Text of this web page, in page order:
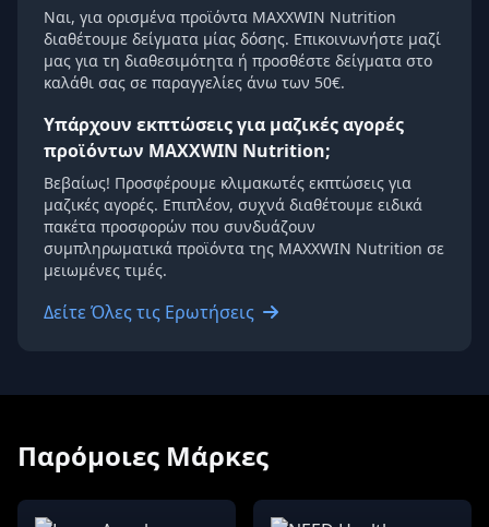
Ναι, για ορισμένα προϊόντα MAXXWIN Nutrition
διαθέτουμε δείγματα μίας δόσης. Επικοινωνήστε μαζί
μας για τη διαθεσιμότητα ή προσθέστε δείγματα στο
καλάθι σας σε παραγγελίες άνω των 50€.
Υπάρχουν εκπτώσεις για μαζικές αγορές
προϊόντων MAXXWIN Nutrition;
Βεβαίως! Προσφέρουμε κλιμακωτές εκπτώσεις για
μαζικές αγορές. Επιπλέον, συχνά διαθέτουμε ειδικά
πακέτα προσφορών που συνδυάζουν
συμπληρωματικά προϊόντα της MAXXWIN Nutrition σε
μειωμένες τιμές.
Δείτε Όλες τις Ερωτήσεις
Παρόμοιες Μάρκες